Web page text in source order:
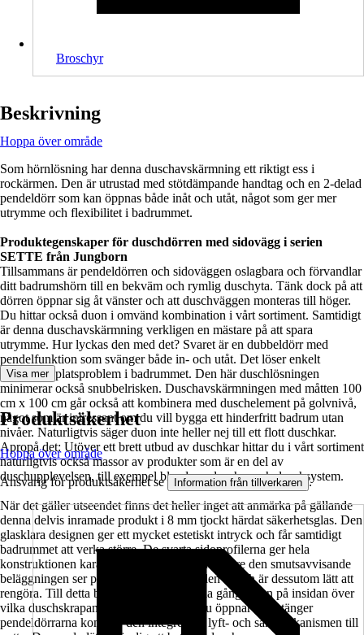
Broschyr
Beskrivning
Hoppa över område
Som hörnlösning har denna duschavskärmning ett riktigt ess i
rockärmen. Den är utrustad med stötdämpande handtag och en 2-delad
pendeldörr som kan öppnas både inåt och utåt, något som ger mer
utrymme och flexibilitet i badrummet.
Produktegenskaper för duschdörren med sidovägg i serien
SETTE från Jungborn
Tillsammans är pendeldörren och sidoväggen oslagbara och förvandlar
ditt badrumshörn till en bekväm och rymlig duschyta. Tänk dock på att
dörren öppnar sig åt vänster och att duschväggen monteras till höger.
Du hittar också duon i omvänd kombination i vårt sortiment. Samtidigt
är denna duschavskärmning verkligen en mästare på att spara
utrymme. Hur lyckas den med det? Svaret är en dubbeldörr med
pendelfunktion som svänger både in- och utåt. Det löser enkelt
eventuella platsproblem i badrummet. Den här duschlösningen
minimerar också snubbelrisken. Duschavskärmningen med måtten 100
cm x 100 cm går också att kombinera med duschelement på golvnivå,
något som är intressant om du vill bygga ett hinderfritt badrum utan
nivåer. Naturligtvis säger duon inte heller nej till ett flott duschkar.
Apropå det: Utöver ett brett utbud av duschkar hittar du i vårt sortiment
naturligtvis också massor av produkter som är en del av
duschupplevelsen, till exempel blandare, duschar och duschsystem.
När det gäller utseendet finns det heller inget att anmärka på gällande
denna delvis inramade produkt i 8 mm tjockt härdat säkerhetsglas. Den
glasklara designen ger ett mycket estetiskt intryck och får samtidigt
badrummet att verka större. De svarta sidoprofilerna ger hela
konstruktionen karaktär och stabilitet. Tack vare den smutsavvisande
beläggningen ser produkten alltid välhållen ut och är dessutom lätt att
rengöra. Till detta bidrar också de infällda gångjärnen på insidan över
vilka duschskrapan elegant glider. När du öppnar och stänger
pendeldörrarna kommer den integrerade lyft- och sänkmekanismen till
Visa mer
Produktsäkerhet
Hoppa över område
Ansvarig för produktsäkerhet se Information från tillverkaren .